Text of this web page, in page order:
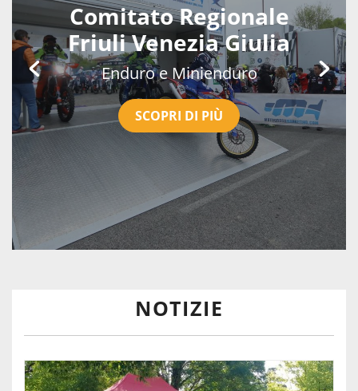
Comitato Regionale
Friuli Venezia Giulia
Enduro e Minienduro
SCOPRI DI PIÙ
NOTIZIE